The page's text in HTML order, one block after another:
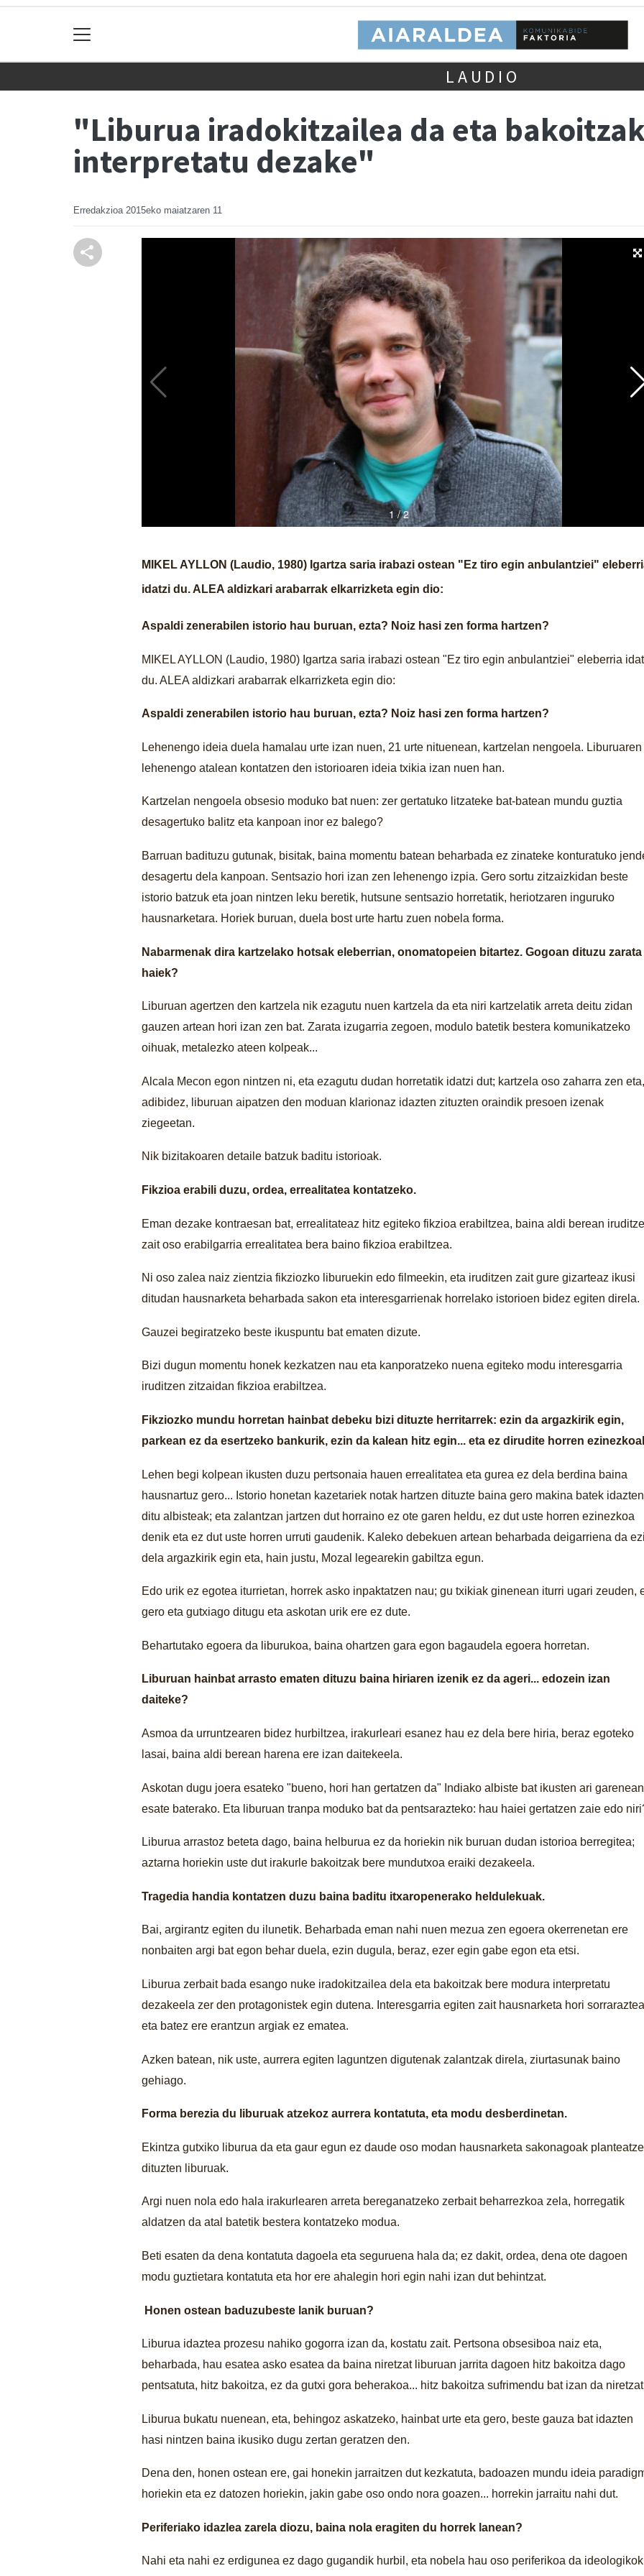
LAUDIO
"Liburua iradokitzailea da eta
interpretatu dezake"
Erredakzioa 2015eko maiatzaren 11
MIKEL AYLLON (Laudio, 1980) Igartza saria irabazi ostean "Ez tiro egin anbulantziei"
idatzi du. ALEA aldizkari arabarrak elkarrizketa egin dio:
Aspaldi zenerabilen istorio hau buruan, ezta? Noiz hasi zen forma hartzen?
MIKEL AYLLON (Laudio, 1980) Igartza saria irabazi ostean "Ez tiro egin anbulantziei" eleberria
du. ALEA aldizkari arabarrak elkarrizketa egin dio:
Aspaldi zenerabilen istorio hau buruan, ezta? Noiz hasi zen forma hartzen?
Lehenengo ideia duela hamalau urte izan nuen, 21 urte nituenean, kartzelan nengoela. Liburuaren
lehenengo atalean kontatzen den istorioaren ideia txikia izan nuen han.
Kartzelan nengoela obsesio moduko bat nuen: zer gertatuko litzateke bat-batean mundu guztia
desagertuko balitz eta kanpoan inor ez balego?
Barruan badituzu gutunak, bisitak, baina momentu batean beharbada ez zinateke konturatuko
desagertu dela kanpoan. Sentsazio hori izan zen lehenengo izpia. Gero sortu zitzaizkidan beste
istorio batzuk eta joan nintzen leku beretik, hutsune sentsazio horretatik, heriotzaren inguruko
hausnarketara. Horiek buruan, duela bost urte hartu zuen nobela forma.
Nabarmenak dira kartzelako hotsak eleberrian, onomatopeien bitartez. Gogoan dituzu zarata
haiek?
Liburuan agertzen den kartzela nik ezagutu nuen kartzela da eta niri kartzelatik arreta deitu zidan
gauzen artean hori izan zen bat. Zarata izugarria zegoen, modulo batetik bestera komunikatzeko
oihuak, metalezko ateen kolpeak...
Alcala Mecon egon nintzen ni, eta ezagutu dudan horretatik idatzi dut; kartzela oso zaharra zen eta,
adibidez, liburuan aipatzen den moduan klarionaz idazten zituzten oraindik presoen izenak
ziegeetan.
Nik bizitakoaren detaile batzuk baditu istorioak.
Fikzioa erabili duzu, ordea, errealitatea kontatzeko.
Eman dezake kontraesan bat, errealitateaz hitz egiteko fikzioa erabiltzea, baina aldi berean
zait oso erabilgarria errealitatea bera baino fikzioa erabiltzea.
Ni oso zalea naiz zientzia fikziozko liburuekin edo filmeekin, eta iruditzen zait gure gizarteaz ikusi
ditudan hausnarketa beharbada sakon eta interesgarrienak horrelako istorioen bidez egiten direla.
Gauzei begiratzeko beste ikuspuntu bat ematen dizute.
Bizi dugun momentu honek kezkatzen nau eta kanporatzeko nuena egiteko modu interesgarria
iruditzen zitzaidan fikzioa erabiltzea.
Fikziozko mundu horretan hainbat debeku bizi dituzte herritarrek: ezin da argazkirik egin,
parkean ez da esertzeko bankurik, ezin da kalean hitz egin... eta ez dirudite horren
Lehen begi kolpean ikusten duzu pertsonaia hauen errealitatea eta gurea ez dela berdina baina
hausnartuz gero... Istorio honetan kazetariek notak hartzen dituzte baina gero makina batek idazten
ditu albisteak; eta zalantzan jartzen dut horraino ez ote garen heldu, ez dut uste horren ezinezkoa
denik eta ez dut uste horren urruti gaudenik. Kaleko debekuen artean beharbada deigarriena da
dela argazkirik egin eta, hain justu, Mozal legearekin gabiltza egun.
Edo urik ez egotea iturrietan, horrek asko inpaktatzen nau; gu txikiak ginenean iturri ugari zeuden,
gero eta gutxiago ditugu eta askotan urik ere ez dute.
Behartutako egoera da liburukoa, baina ohartzen gara egon bagaudela egoera horretan.
Liburuan hainbat arrasto ematen dituzu baina hiriaren izenik ez da ageri... edozein izan
daiteke?
Asmoa da urruntzearen bidez hurbiltzea, irakurleari esanez hau ez dela bere hiria, beraz egoteko
lasai, baina aldi berean harena ere izan daitekeela.
Askotan dugu joera esateko "bueno, hori han gertatzen da" Indiako albiste bat ikusten ari
esate baterako. Eta liburuan tranpa moduko bat da pentsarazteko: hau haiei gertatzen zaie edo
Liburua arrastoz beteta dago, baina helburua ez da horiekin nik buruan dudan istorioa berregitea;
aztarna horiekin uste dut irakurle bakoitzak bere mundutxoa eraiki dezakeela.
Tragedia handia kontatzen duzu baina baditu itxaropenerako heldulekuak.
Bai, argirantz egiten du ilunetik. Beharbada eman nahi nuen mezua zen egoera okerrenetan ere
nonbaiten argi bat egon behar duela, ezin dugula, beraz, ezer egin gabe egon eta etsi.
Liburua zerbait bada esango nuke iradokitzailea dela eta bakoitzak bere modura interpretatu
dezakeela zer den protagonistek egin dutena. Interesgarria egiten zait hausnarketa hori sorraraztea
eta batez ere erantzun argiak ez ematea.
Azken batean, nik uste, aurrera egiten laguntzen digutenak zalantzak direla, ziurtasunak baino
gehiago.
Forma berezia du liburuak atzekoz aurrera kontatuta, eta modu desberdinetan.
Ekintza gutxiko liburua da eta gaur egun ez daude oso modan hausnarketa sakonagoak
dituzten liburuak.
Argi nuen nola edo hala irakurlearen arreta bereganatzeko zerbait beharrezkoa zela, horregatik
aldatzen da atal batetik bestera kontatzeko modua.
Beti esaten da dena kontatuta dagoela eta seguruena hala da; ez dakit, ordea, dena ote dagoen
modu guztietara kontatuta eta hor ere ahalegin hori egin nahi izan dut behintzat.
Honen ostean baduzu beste lanik buruan?
Liburua idaztea prozesu nahiko gogorra izan da, kostatu zait. Pertsona obsesiboa naiz eta,
beharbada, hau esatea asko esatea da baina niretzat liburuan jarrita dagoen hitz bakoitza dago
pentsatuta, hitz bakoitza, ez da gutxi gora beherakoa... hitz bakoitza sufrimendu bat izan da
Liburua bukatu nuenean, eta, behingoz askatzeko, hainbat urte eta gero, beste gauza bat idazten
hasi nintzen baina ikusiko dugu zertan geratzen den.
Dena den, honen ostean ere, gai honekin jarraitzen dut kezkatuta, badoazen mundu ideia
horiekin eta ez datozen horiekin, jakin gabe oso ondo nora goazen... horrekin jarraitu nahi dut.
Periferiako idazlea zarela diozu, baina nola eragiten du horrek lanean?
Nahi eta nahi ez erdigunea ez dago gugandik hurbil, eta nobela hau oso periferikoa da